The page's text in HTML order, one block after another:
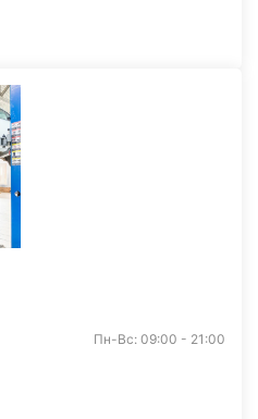
Пн-Вс: 09:00 - 21:00